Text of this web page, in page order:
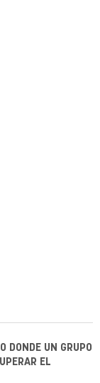
DONDE UN GRUPO
EL